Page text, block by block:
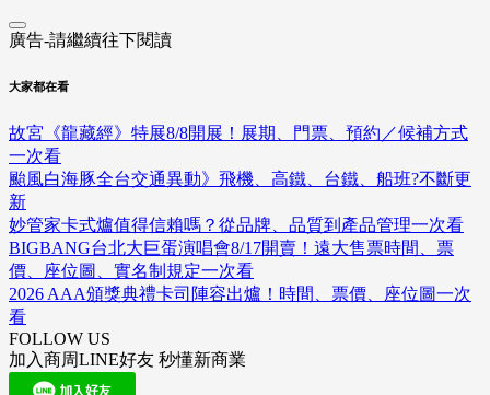
廣告-請繼續往下閱讀
大家都在看
故宮《龍藏經》特展8/8開展！展期、門票、預約／候補方式
一次看
颱風白海豚全台交通異動》飛機、高鐵、台鐵、船班?不斷更
新
妙管家卡式爐值得信賴嗎？從品牌、品質到產品管理一次看
BIGBANG台北大巨蛋演唱會8/17開賣！遠大售票時間、票
價、座位圖、實名制規定一次看
2026 AAA頒獎典禮卡司陣容出爐！時間、票價、座位圖一次
看
FOLLOW US
加入商周LINE好友 秒懂新商業